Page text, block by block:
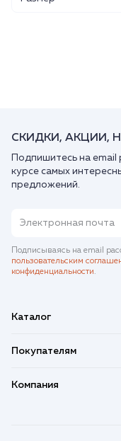
СКИДКИ, АКЦИИ,
Подпишитесь на email
курсе самых
предложений.
Подписываясь на email
пользовательским
конфиденциальности.
Каталог
Покупателям
Компания